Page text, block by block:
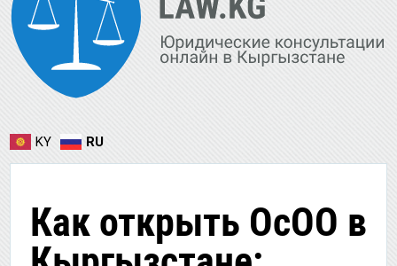
KY RU
Как открыть ОсОО в